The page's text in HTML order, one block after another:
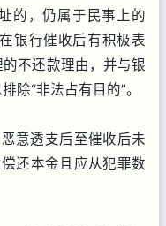
的，仍属于民事上的
银行催收后有积极表
不还款理由，并与银
除“非法占有目的”。
意透支后至催收后未
还本金且应从犯罪数